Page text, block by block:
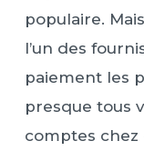
populaire. Mais
l’un des
paiement les
presque tous
comptes chez